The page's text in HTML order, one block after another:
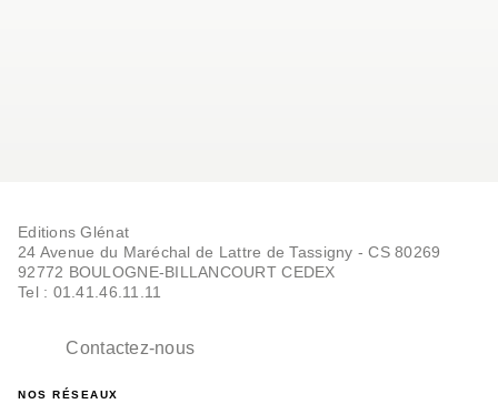
Editions Glénat
24 Avenue du Maréchal de Lattre de Tassigny - CS 80269
92772 BOULOGNE-BILLANCOURT CEDEX
Tel : 01.41.46.11.11
Contactez-nous
NOS RÉSEAUX